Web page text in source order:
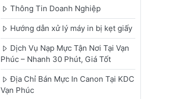
Thông Tin Doanh Nghiệp
Hướng dẫn xử lý máy in bị kẹt giấy
Dịch Vụ Nạp Mực Tận Nơi Tại Vạn
Phúc – Nhanh 30 Phút, Giá Tốt
Địa Chỉ Bán Mực In Canon Tại KDC
Vạn Phúc